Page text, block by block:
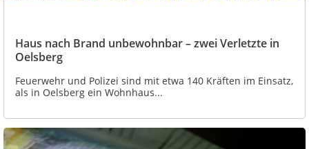
Haus nach Brand unbewohnbar – zwei Verletzte in
Oelsberg
Feuerwehr und Polizei sind mit etwa 140 Kräften im Einsatz,
als in Oelsberg ein Wohnhaus...